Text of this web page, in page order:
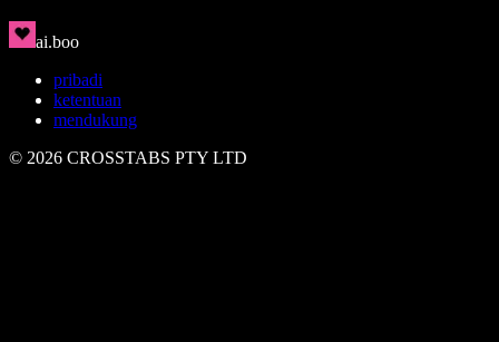
ai.boo
pribadi
ketentuan
mendukung
© 2026 CROSSTABS PTY LTD